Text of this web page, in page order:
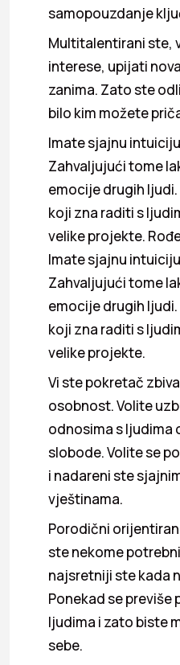
samopouzdanje
Multitalentirani ste,
interese, upijati
zanima. Zato ste
bilo kim možete
Imate sjajnu
Zahvaljujući tome
emocije drugih
koji zna raditi s
velike projekte.
Imate sjajnu
Zahvaljujući tome
emocije drugih
koji zna raditi s
velike projekte.
Vi ste pokretač
osobnost. Volite
odnosima s ljudima
slobode. Volite se
i nadareni ste
vještinama.
Porodični
ste nekome
najsretniji ste kada
Ponekad se
ljudima i zato biste
sebe.